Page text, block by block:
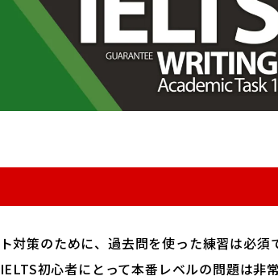
対策のために、過去問を使った練習は必須
初心者にとって本番レベルの問題は非